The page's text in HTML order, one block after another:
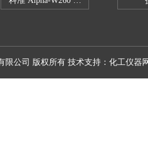
限公司 版权所有 技术支持： 化工仪器